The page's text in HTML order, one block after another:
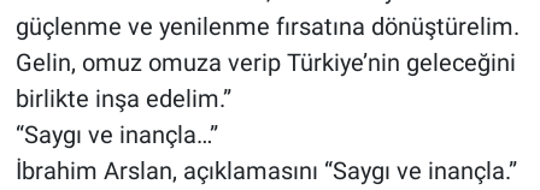
güçlenme ve yenilenme fırsatına dönüştürelim.
Gelin, omuz omuza verip Türkiye’nin geleceğini
birlikte inşa edelim.”
“Saygı ve inançla…”
İbrahim Arslan, açıklamasını “Saygı ve inançla.”